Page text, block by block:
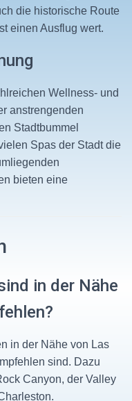
die historische Route
einen Ausflug wert.
Wellness- und
anstrengenden
Stadtbummel
Spas der Stadt die
bieten eine
in der Nähe
in der Nähe von Las
sind. Dazu
Canyon, der Valley